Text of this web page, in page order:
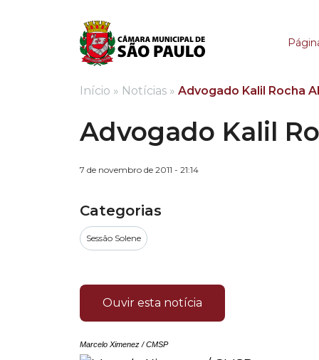
Advogado Kalil
Início » Notícias » Advogado Kalil Rocha
Advogado Kalil
7 de novembro de 2011 - 21:14
Categorias
Sessão Solene
Ouvir esta notícia
Marcelo Ximenez / CMSP